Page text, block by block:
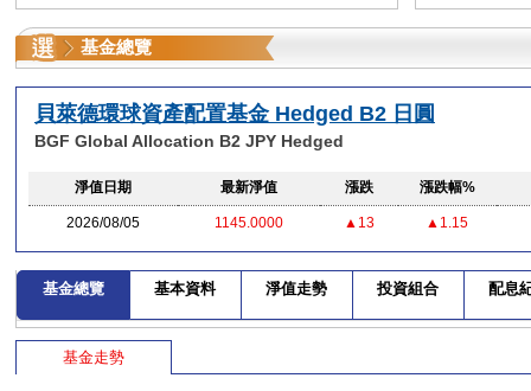
基金總覽
貝萊德環球資產配置基金 Hedged B2 日圓
BGF Global Allocation B2 JPY Hedged
淨值日期 最新淨值 漲跌 漲跌幅%
2026/08/05 1145.0000 ▲13 ▲1.15
基金總覽 基本資料 淨值走勢 投資組合 配息
基金走勢